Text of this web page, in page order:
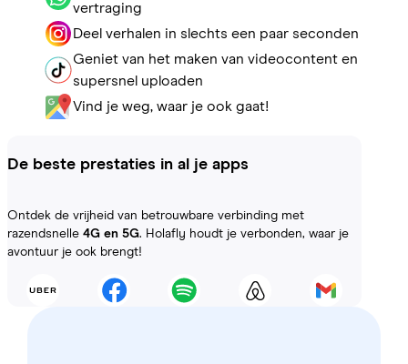
vertraging
Deel verhalen in slechts een paar seconden
Geniet van het maken van videocontent en
supersnel uploaden
Vind je weg, waar je ook gaat!
De beste prestaties in al je apps
Ontdek de vrijheid van betrouwbare verbinding met
razendsnelle 4G en 5G. Holafly houdt je verbonden, waar je
avontuur je ook brengt!